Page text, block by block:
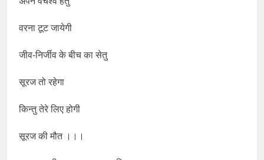
वरना टूट जायेगी
जीव-निर्जीव के बीच का सेतु
सूरज तो रहेगा
किन्तु तेरे लिए होगी
सूरज की मौत ।।।